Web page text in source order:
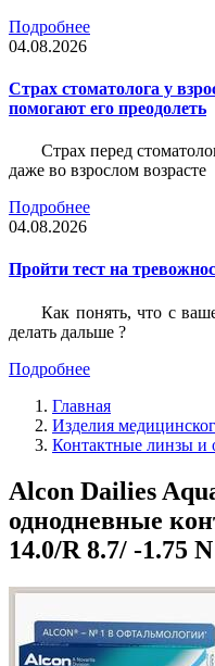
Подробнее
04.08.2026
Страх стоматолога у
помогают его преодолеть
Страх перед
даже во взрослом возрасте
Подробнее
04.08.2026
Пройти тест на
Как понять, что с
делать дальше ?
Подробнее
Главная
Изделия
Контактные линзы и
Alcon Dailies
однодневные
14.0/R 8.7/ -1.75